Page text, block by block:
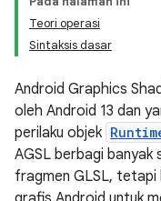
Teori operasi
Sintaksis dasar
Android Graphics
oleh Android 13 dan
perilaku objek
AGSL berbagi banyak
fragmen GLSL, tetapi